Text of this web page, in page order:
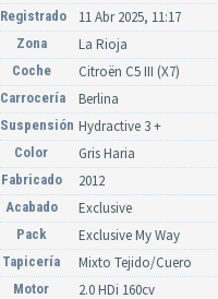
Registrado 11 Abr 2025, 11:17
Zona La Rioja
Coche Citroën C5 III (X7)
Carrocería Berlina
Suspensión Hydractive 3 +
Color Gris Haria
Fabricado 2012
Acabado Exclusive
Pack Exclusive My Way
Tapicería Mixto Tejido/Cuero
Motor 2.0 HDi 160cv